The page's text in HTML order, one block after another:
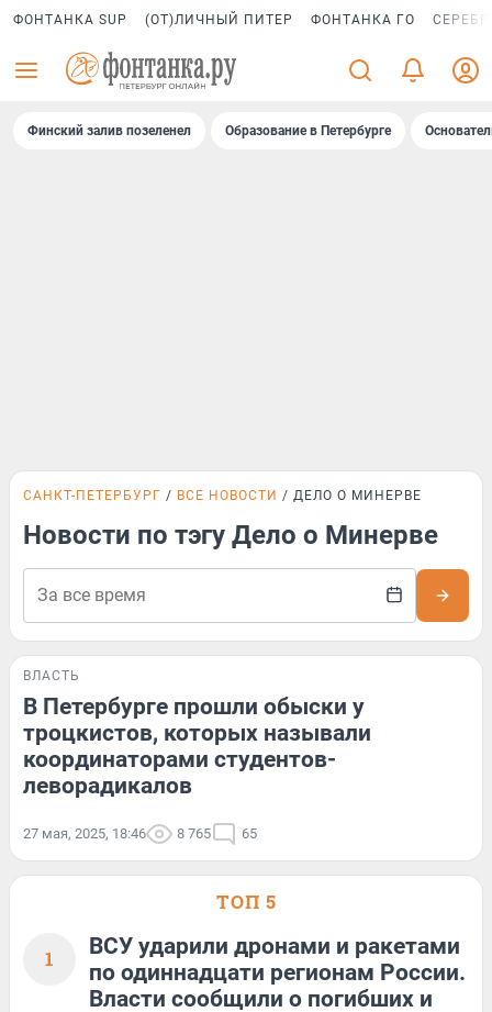
ФОНТАНКА SUP (ОТ)ЛИЧНЫЙ ПИТЕР ФОНТАНКА ГО
Финский залив позеленел Образование в Петербурге
САНКТ-ПЕТЕРБУРГ ВСЕ НОВОСТИ ДЕЛО О МИНЕРВЕ
Новости по тэгу Дело о Минерве
ВЛАСТЬ
В Петербурге прошли обыски у
троцкистов, которых называли
координаторами студентов-
леворадикалов
27 мая, 2025, 18:46 8 765 65
ТОП 5
1
ВСУ ударили дронами и ракетами
по одиннадцати регионам России.
Власти сообщили о погибших и